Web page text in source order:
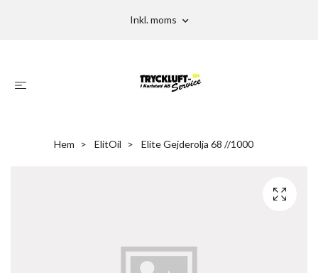
Inkl. moms
Hem ElitOil Elite Gejderolja 68 //1000